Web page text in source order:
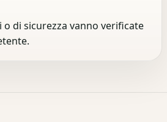
o di sicurezza vanno verificate